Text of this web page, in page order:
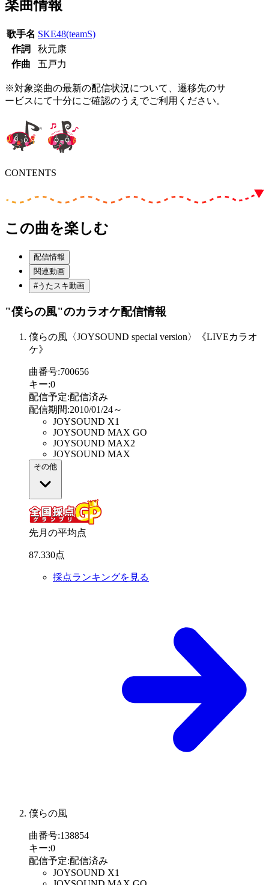
楽曲情報
歌手名 SKE48(teamS)
作詞
秋元康
作曲
五戸力
※対象楽曲の最新の配信状況について、遷移先のサ
ービスにて十分にご確認のうえでご利用ください。
CONTENTS
この曲を楽しむ
配信情報
関連動画
#うたスキ動画
"僕らの風"のカラオケ配信情報
僕らの風〈JOYSOUND special version〉《LIVEカラオ
ケ》
曲番号:700656
キー:0
配信予定:配信済み
配信期間:2010/01/24～
JOYSOUND X1
JOYSOUND MAX GO
JOYSOUND MAX2
JOYSOUND MAX
その他
先月の平均点
87.330点
採点ランキングを見る
僕らの風
曲番号:138854
キー:0
配信予定:配信済み
JOYSOUND X1